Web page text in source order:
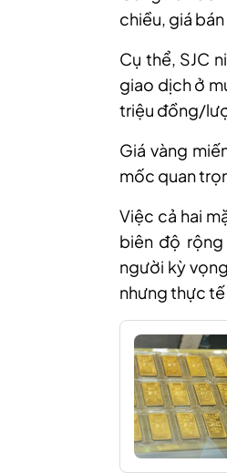
chiều, giá
Cụ thể, SJC
giao dịch ở
triệu đồng/
Giá vàng
mốc quan
Việc cả hai
biên độ
người kỳ
nhưng thực